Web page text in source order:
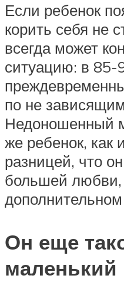
Если ребенок
корить себя не
всегда может
ситуацию: в 85-
по не
Недоношенный
же ребенок, как
разницей, что
большей любви,
дополнительном
Он еще
маленький